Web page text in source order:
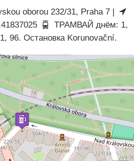
oborou 232/31, Praha 7 |
ТРАМВАЙ днём: 1,
96. Остановка Korunovační.